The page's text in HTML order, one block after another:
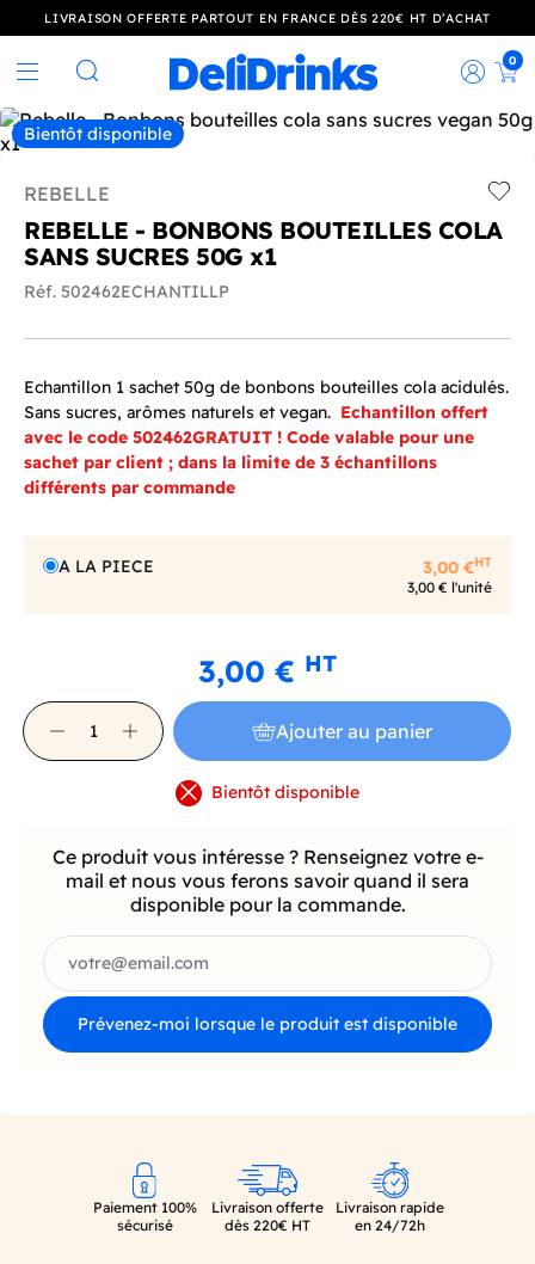
LIVRAISON OFFERTE PARTOUT EN FRANCE DÈS 220€ HT D’ACHAT
Rechercher
0
Bientôt disponible
REBELLE
REBELLE - BONBONS BOUTEILLES COLA
SANS SUCRES 50G x1
Réf. 502462ECHANTILLP
Echantillon 1 sachet 50g de bonbons bouteilles cola acidulés.
Sans sucres, arômes naturels et vegan. Echantillon offert
avec le code 502462GRATUIT ! Code valable pour une
sachet par client ; dans la limite de 3 échantillons
différents par commande
A LA PIECE 3,00 €HT
3,00 € l'unité
3,00 € HT
Ajouter au panier
Bientôt disponible
Ce produit vous intéresse ? Renseignez votre e-
mail et nous vous ferons savoir quand il sera
disponible pour la commande.
Prévenez-moi lorsque le produit est disponible
Paiement 100%
sécurisé
Livraison offerte
dès 220€ HT
Livraison rapide
en 24/72h